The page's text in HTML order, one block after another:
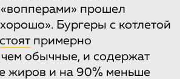
«вопперами» прошел
Бургеры с котлетой
стоят примерно
обычные, и содержат
жиров и на 90% меньше